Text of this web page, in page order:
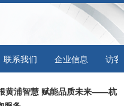
联系我们 企业信息 访客
黄浦智慧 赋能品质未来——杭